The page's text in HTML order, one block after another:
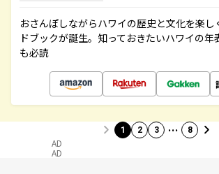
おさんぽしながらハワイの歴史と文化を楽し
ドブックが誕生。知っておきたいハワイの年
も必読
1 2 3 … 8
AD
AD